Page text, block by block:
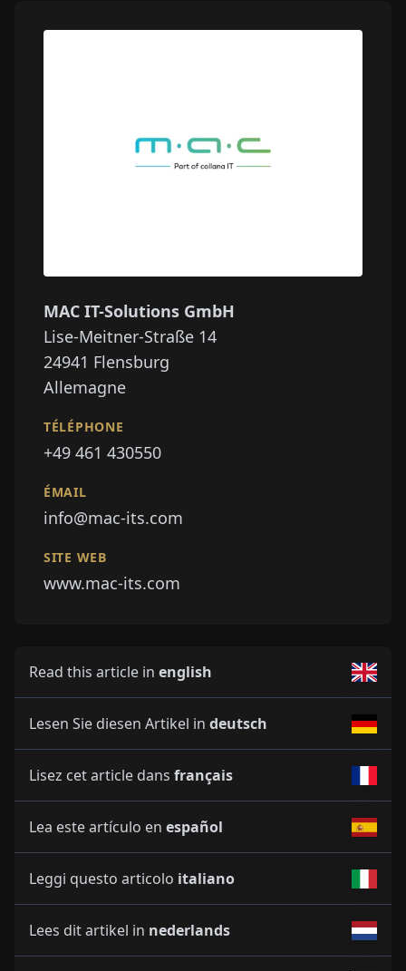
MAC IT-Solutions GmbH
Lise-Meitner-Straße 14
24941 Flensburg
Allemagne
TÉLÉPHONE
+49 461 430550
ÉMAIL
info@mac-its.com
SITE WEB
www.mac-its.com
Read this article in english
Lesen Sie diesen Artikel in deutsch
Lisez cet article dans français
Lea este artículo en español
Leggi questo articolo italiano
Lees dit artikel in nederlands